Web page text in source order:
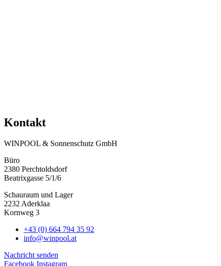
Kontakt
WINPOOL & Sonnenschutz GmbH
Büro
2380 Perchtoldsdorf
Beatrixgasse 5/1/6
Schauraum und Lager
2232 Aderklaa
Kornweg 3
+43 (0) 664 794 35 92
info@winpool.at
Nachricht senden
Facebook Instagram